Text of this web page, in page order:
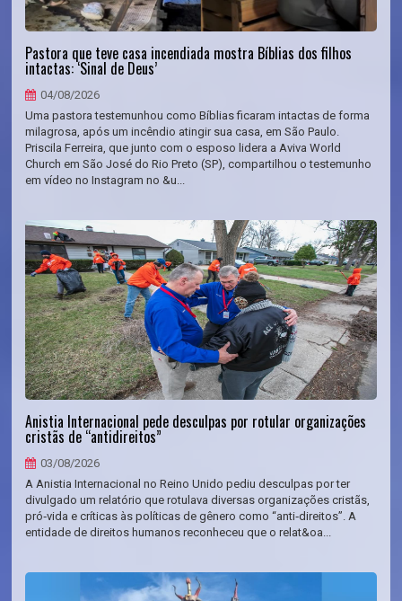
Pastora que teve casa incendiada mostra Bíblias dos filhos
intactas: ‘Sinal de Deus’
04/08/2026
Uma pastora testemunhou como Bíblias ficaram intactas de forma
milagrosa, após um incêndio atingir sua casa, em São Paulo.
Priscila Ferreira, que junto com o esposo lidera a Aviva World
Church em São José do Rio Preto (SP), compartilhou o testemunho
em vídeo no Instagram no &u...
Anistia Internacional pede desculpas por rotular organizações
cristãs de “antidireitos”
03/08/2026
A Anistia Internacional no Reino Unido pediu desculpas por ter
divulgado um relatório que rotulava diversas organizações cristãs,
pró‑vida e críticas às políticas de gênero como “anti‑direitos”. A
entidade de direitos humanos reconheceu que o relat&oa...